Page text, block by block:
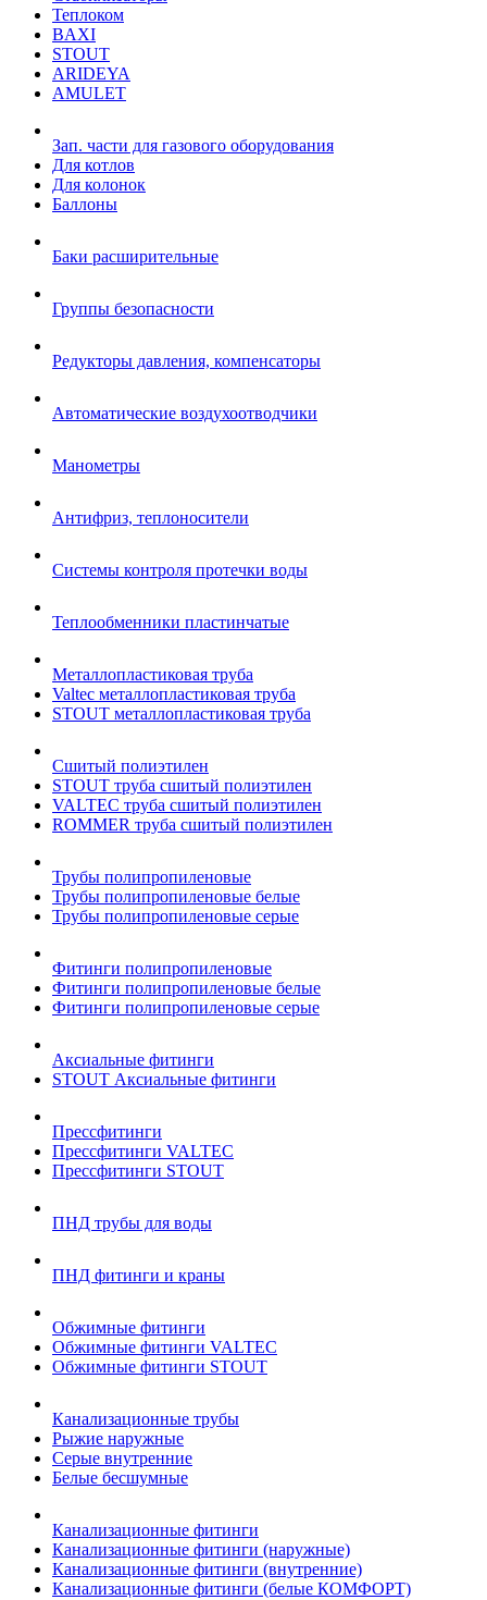
Теплоком
BAXI
STOUT
ARIDEYA
AMULET
Зап. части для газового оборудования
Для котлов
Для колонок
Баллоны
Баки расширительные
Группы безопасности
Редукторы давления, компенсаторы
Автоматические воздухоотводчики
Манометры
Антифриз, теплоносители
Системы контроля протечки воды
Теплообменники пластинчатые
Металлопластиковая труба
Valtec металлопластиковая труба
STOUT металлопластиковая труба
Сшитый полиэтилен
STOUT труба сшитый полиэтилен
VALTEC труба сшитый полиэтилен
ROMMER труба сшитый полиэтилен
Трубы полипропиленовые
Трубы полипропиленовые белые
Трубы полипропиленовые серые
Фитинги полипропиленовые
Фитинги полипропиленовые белые
Фитинги полипропиленовые серые
Аксиальные фитинги
STOUT Аксиальные фитинги
Прессфитинги
Прессфитинги VALTEC
Прессфитинги STOUT
ПНД трубы для воды
ПНД фитинги и краны
Обжимные фитинги
Обжимные фитинги VALTEC
Обжимные фитинги STOUT
Канализационные трубы
Рыжие наружные
Серые внутренние
Белые бесшумные
Канализационные фитинги
Канализационные фитинги (наружные)
Канализационные фитинги (внутренние)
Канализационные фитинги (белые КОМФОРТ)